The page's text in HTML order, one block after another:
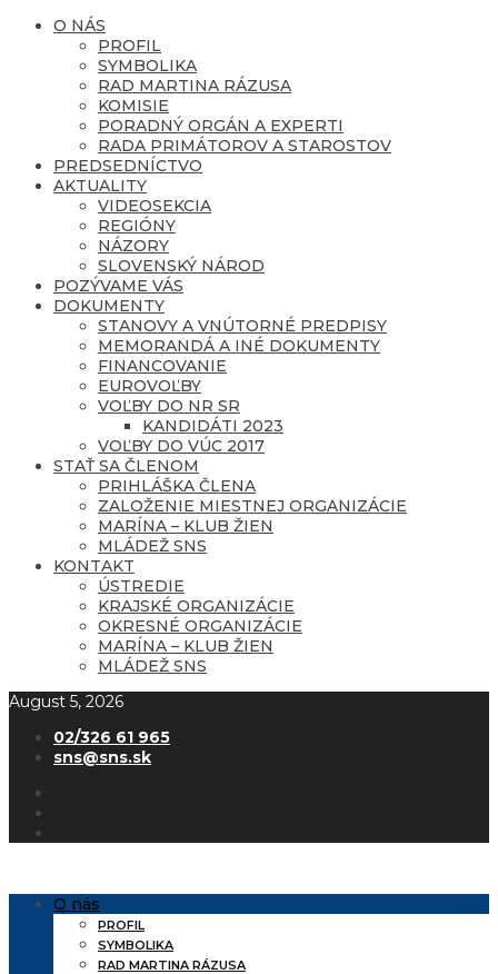
O NÁS
PROFIL
SYMBOLIKA
RAD MARTINA RÁZUSA
KOMISIE
PORADNÝ ORGÁN A EXPERTI
RADA PRIMÁTOROV A STAROSTOV
PREDSEDNÍCTVO
AKTUALITY
VIDEOSEKCIA
REGIÓNY
NÁZORY
SLOVENSKÝ NÁROD
POZÝVAME VÁS
DOKUMENTY
STANOVY A VNÚTORNÉ PREDPISY
MEMORANDÁ A INÉ DOKUMENTY
FINANCOVANIE
EUROVOĽBY
VOĽBY DO NR SR
KANDIDÁTI 2023
VOĽBY DO VÚC 2017
STAŤ SA ČLENOM
PRIHLÁŠKA ČLENA
ZALOŽENIE MIESTNEJ ORGANIZÁCIE
MARÍNA – KLUB ŽIEN
MLÁDEŽ SNS
KONTAKT
ÚSTREDIE
KRAJSKÉ ORGANIZÁCIE
OKRESNÉ ORGANIZÁCIE
MARÍNA – KLUB ŽIEN
MLÁDEŽ SNS
August 5, 2026
02/326 61 965
sns@sns.sk
O nás
PROFIL
SYMBOLIKA
RAD MARTINA RÁZUSA